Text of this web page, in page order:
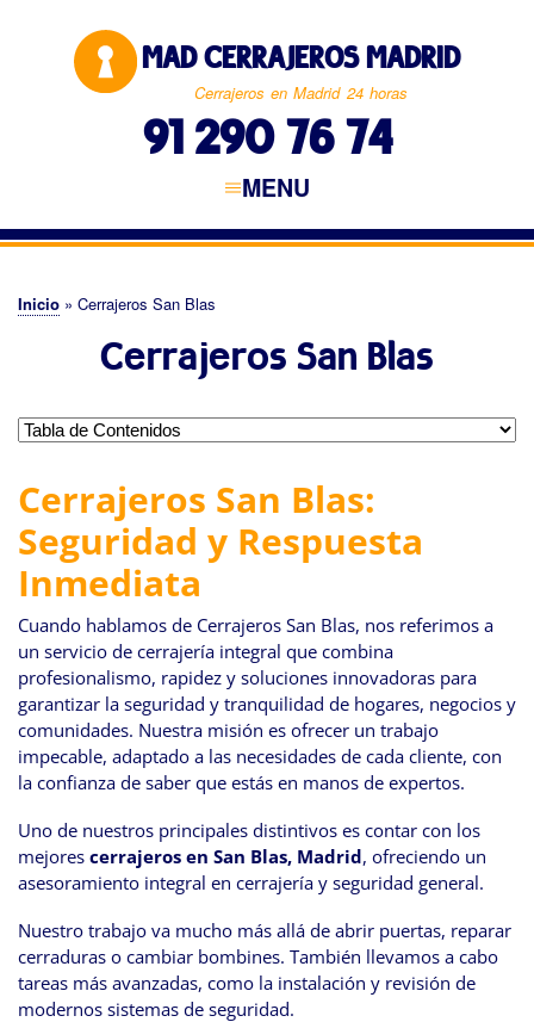
al
contenido
principal
MAD CERRAJEROS MADRID
Cerrajeros en Madrid 24 horas
91 290 76 74
principal
MENU
CERRAJEROS MADRID
MADRID CAPITAL
NORTE DE MADRID
ESTE DE MADRID
SUR DE MADRID
OESTE DE MADRID
Sobrescribir
enlaces
ayuda
la
navegación
Inicio Cerrajeros San Blas
Cerrajeros San Blas
Cerrajeros San Blas:
Seguridad y Respuesta
Inmediata
Cuando hablamos de Cerrajeros San Blas, nos referimos a
un servicio de cerrajería integral que combina
profesionalismo, rapidez y soluciones innovadoras para
garantizar la seguridad y tranquilidad de hogares, negocios y
comunidades. Nuestra misión es ofrecer un trabajo
impecable, adaptado a las necesidades de cada cliente, con
la confianza de saber que estás en manos de expertos.
Uno de nuestros principales distintivos es contar con los
mejores cerrajeros en San Blas, Madrid, ofreciendo un
asesoramiento integral en cerrajería y seguridad general.
Nuestro trabajo va mucho más allá de abrir puertas, reparar
cerraduras o cambiar bombines. También llevamos a cabo
tareas más avanzadas, como la instalación y revisión de
modernos sistemas de seguridad.